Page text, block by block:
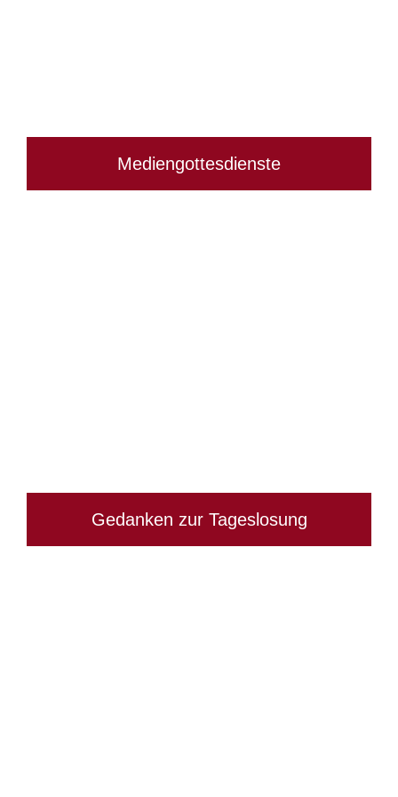
Mediengottesdienste
Gedanken zur Tageslosung